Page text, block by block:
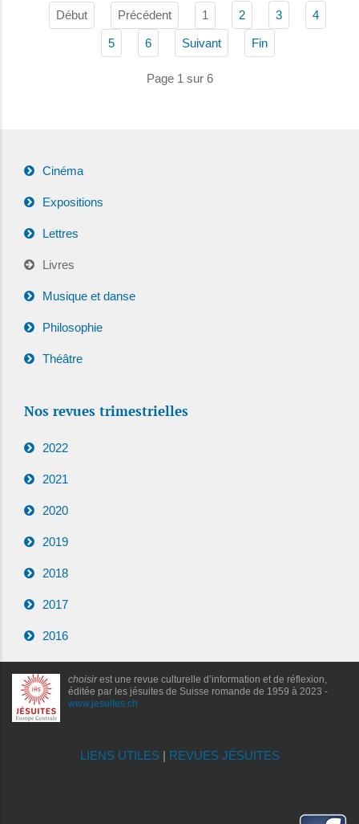
Début Précédent 1 2 3 4
5 6 Suivant Fin
Page 1 sur 6
Cinéma
Expositions
Lettres
Livres
Musique et danse
Philosophie
Théâtre
Nos revues trimestrielles
2022
2021
2020
2019
2018
2017
2016
choisirest une revue culturelle d’information et de réflexion,
éditée par les jésuites de Suisse romande de 1959 à 2023 -
www.jesuites.ch
LIENS UTILES| REVUES JÉSUITES